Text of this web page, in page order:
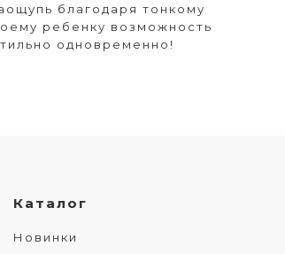
благодаря тонкому
ребенку возможность
одновременно!
Каталог
Новинки